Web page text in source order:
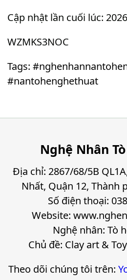
Cập nhật lần cuối lúc:
WZMKS3NOC
Tags:
#nantohenghethuat
Nghệ Nhân
Địa chỉ: 2867/68/5B
Nhất, Quận 12, Thành
Số điện thoại:
Website:
Nghệ nhân: Tò
Chủ đề: Clay art &
Theo dõi chúng tôi trên: